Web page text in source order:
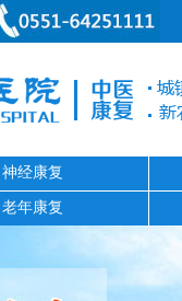
神经康复
老年康复